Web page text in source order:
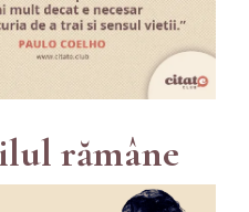
rămâne